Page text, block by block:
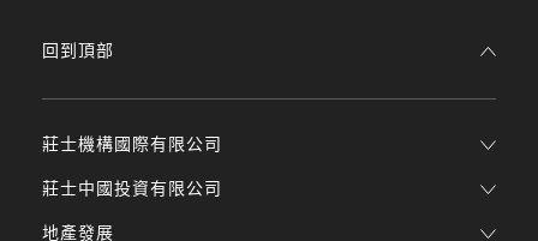
莊士機構國際有限公司
莊士中國投資有限公司
地產發展
回到頂部